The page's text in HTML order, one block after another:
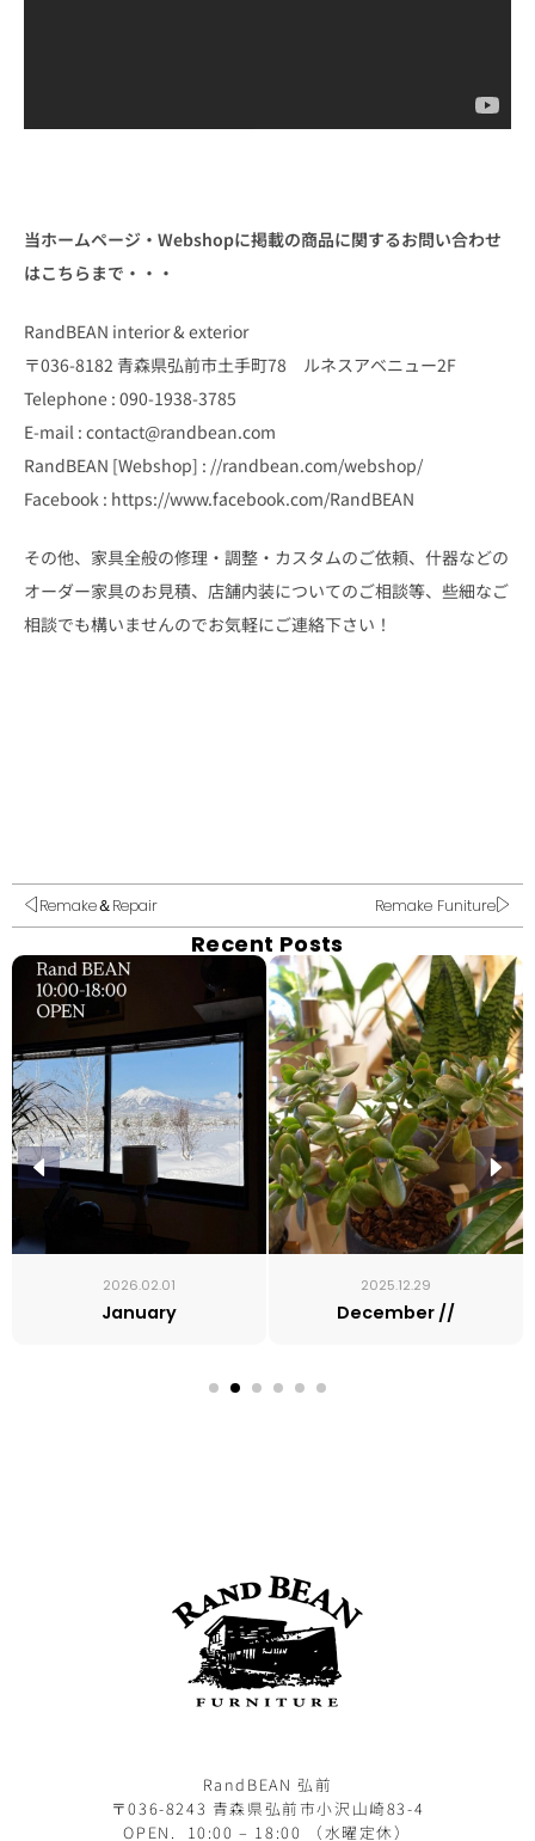
当ホームページ・Webshopに掲載の商品に関するお問い合わせ
はこちらまで・・・
RandBEAN interior & exterior
〒036-8182 青森県弘前市土手町78 ルネスアベニュー2F
Telephone : 090-1938-3785
E-mail : contact@randbean.com
RandBEAN [Webshop] : //randbean.com/webshop/
Facebook : https://www.facebook.com/RandBEAN
その他、家具全般の修理・調整・カスタムのご依頼、什器などの
オーダー家具のお見積、店舗内装についてのご相談等、些細なご
相談でも構いませんのでお気軽にご連絡下さい！
Remake＆Repair Remake Funiture
Recent Posts
2026.02.01
January
2025.12.29
December //
RandBEAN 弘前
〒036-8243 青森県弘前市小沢山崎83-4
OPEN. 10:00 – 18:00 （水曜定休）